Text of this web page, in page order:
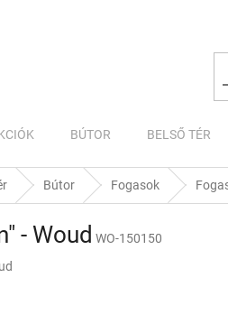
BÚTOR BELSŐ TÉR
Bútor Fogasok
- Woud WO-150150